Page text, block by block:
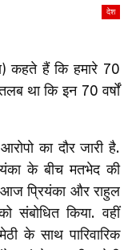
देश
कहते हैं कि हमारे 70
था कि इन 70 वर्षों
का दौर जारी है.
के बीच मतभेद की
आज प्रियंका और राहुल
संबोधित किया. वहीं
के साथ पारिवारिक